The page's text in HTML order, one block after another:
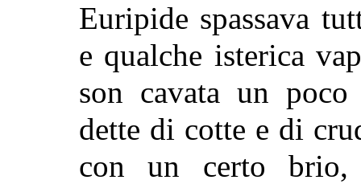
Euripide spassava
e qualche isterica
son cavata un
dette di cotte e di
con un certo